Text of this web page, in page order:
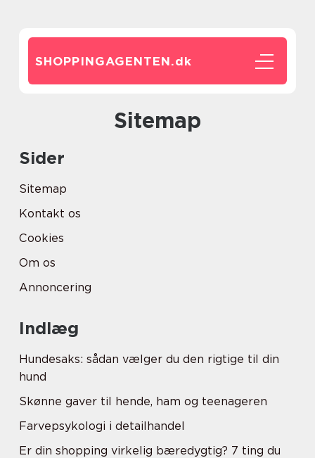
SHOPPINGAGENTEN.dk
Sitemap
Sider
Sitemap
Kontakt os
Cookies
Om os
Annoncering
Indlæg
Hundesaks: sådan vælger du den rigtige til din
hund
Skønne gaver til hende, ham og teenageren
Farvepsykologi i detailhandel
Er din shopping virkelig bæredygtig? 7 ting du